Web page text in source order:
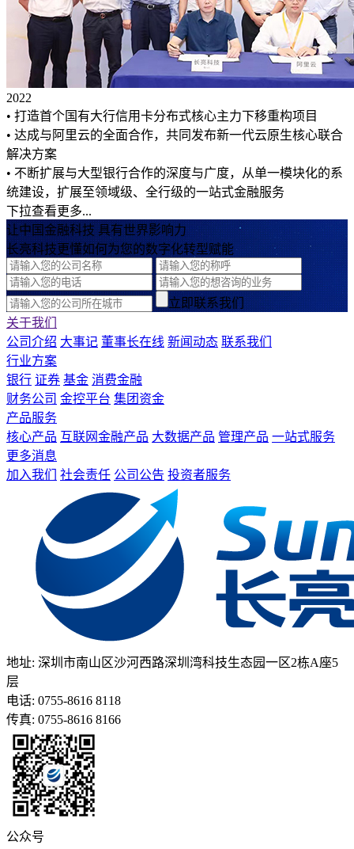
2022
• 打造首个国有大行信用卡分布式核心主力下移重构项目
• 达成与阿里云的全面合作，共同发布新一代云原生核心联合
解决方案
• 不断扩展与大型银行合作的深度与广度，从单一模块化的系
统建设，扩展至领域级、全行级的一站式金融服务
下拉查看更多...
让中国金融科技 具有世界影响力
长亮科技更懂如何为您的数字化转型赋能
立即联系我们
关于我们
公司介绍 大事记 董事长在线 新闻动态 联系我们
行业方案
银行 证券 基金 消费金融
财务公司 金控平台 集团资金
产品服务
核心产品 互联网金融产品 大数据产品 管理产品 一站式服务
更多消息
加入我们
社会责任 公司公告 投资者服务
地址: 深圳市南山区沙河西路深圳湾科技生态园一区2栋A座5
层
电话: 0755-8616 8118
传真: 0755-8616 8166
公众号